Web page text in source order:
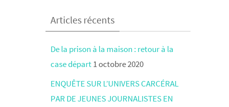
Articles récents
De la prison à la maison : retour à la
case départ1 octobre 2020
ENQUÊTE SUR L’UNIVERS CARCÉRAL
PAR DE JEUNES JOURNALISTES EN